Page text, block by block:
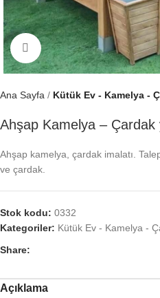
Büyütmek için tıklayın
Ana Sayfa Kütük Ev - Kamelya -
Ahşap Kamelya – Çardak
Ahşap kamelya, çardak imalatı.
ve çardak.
Stok kodu: 0332
Kategoriler: Kütük Ev - Kamelya -
Share:
Açıklama